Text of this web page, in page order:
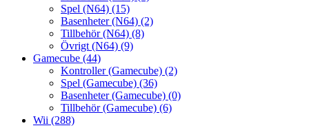
Spel (N64) (15)
Basenheter (N64) (2)
Tillbehör (N64) (8)
Övrigt (N64) (9)
Gamecube (44)
Kontroller (Gamecube) (2)
Spel (Gamecube) (36)
Basenheter (Gamecube) (0)
Tillbehör (Gamecube) (6)
Wii (288)